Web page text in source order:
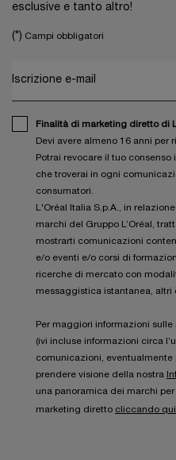
esclusive e tanto altro!
(*) Campi obbligatori
Iscrizione e-mail
Finalità di marketing diretto di
Devi avere almeno 16 anni per
Potrai revocare il tuo
che troverai in ogni
consumatori.
L'Oréal Italia S.p.A., in
marchi del Gruppo L’Oréal,
mostrarti comunicazioni
e/o eventi e/o corsi di
ricerche di mercato con
messaggistica istantanea,
Per maggiori informazioni
(ivi incluse informazioni circa
comunicazioni,
prendere visione della nostra
una panoramica dei marchi
marketing diretto cliccando qui